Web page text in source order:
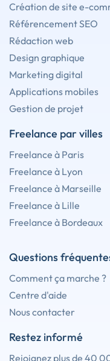
Création de site e-
Référencement SEO
Rédaction web
Design graphique
Marketing digital
Applications mobiles
Gestion de projet
Freelance par villes
Freelance à Paris
Freelance à Lyon
Freelance à Marseille
Freelance à Lille
Freelance à Bordeaux
Questions
Comment ça marche ?
Centre d'aide
Nous contacter
Restez informé
Rejoignez plus de 40